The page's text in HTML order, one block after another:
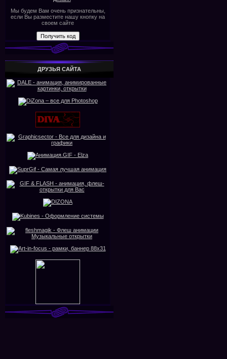
Мы будем Вам очень признательны,
если Вы разместите нашу кнопку на
своем сайте
ДРУЗЬЯ САЙТА